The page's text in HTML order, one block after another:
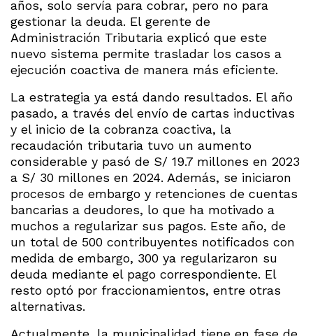
años, solo servía para cobrar, pero no para
gestionar la deuda. El gerente de
Administración Tributaria explicó que este
nuevo sistema permite trasladar los casos a
ejecución coactiva de manera más eficiente.
La estrategia ya está dando resultados. El año
pasado, a través del envío de cartas inductivas
y el inicio de la cobranza coactiva, la
recaudación tributaria tuvo un aumento
considerable y pasó de S/ 19.7 millones en 2023
a S/ 30 millones en 2024. Además, se iniciaron
procesos de embargo y retenciones de cuentas
bancarias a deudores, lo que ha motivado a
muchos a regularizar sus pagos. Este año, de
un total de 500 contribuyentes notificados con
medida de embargo, 300 ya regularizaron su
deuda mediante el pago correspondiente. El
resto optó por fraccionamientos, entre otras
alternativas.